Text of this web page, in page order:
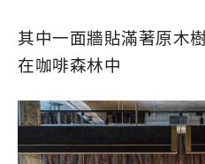
其中一面牆貼滿著原木
在咖啡森林中